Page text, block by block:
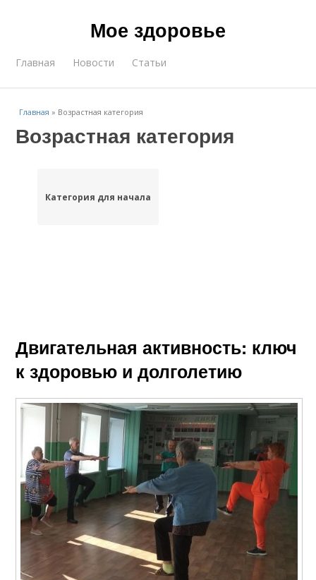
Мое здоровье
Главная Новости Статьи
Главная » Возрастная категория
Возрастная категория
Категория для начала
Двигательная активность: ключ
к здоровью и долголетию